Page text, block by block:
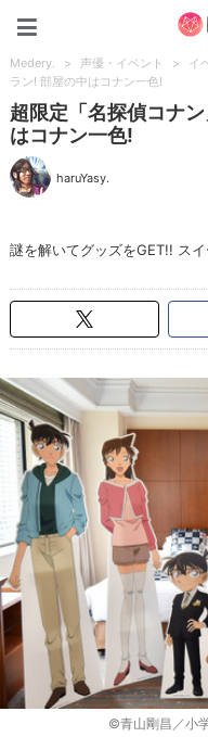
Medery. > 声優・イベント > イ
ラン! 部屋の中はコナン一色!
超限定「名探偵コナ
はコナン一色!
haruYasy.
謎を解いてグッズをGET!! ス
©青山剛昌／小